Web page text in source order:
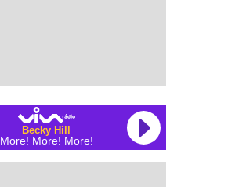
Becky Hill
More! More! More!